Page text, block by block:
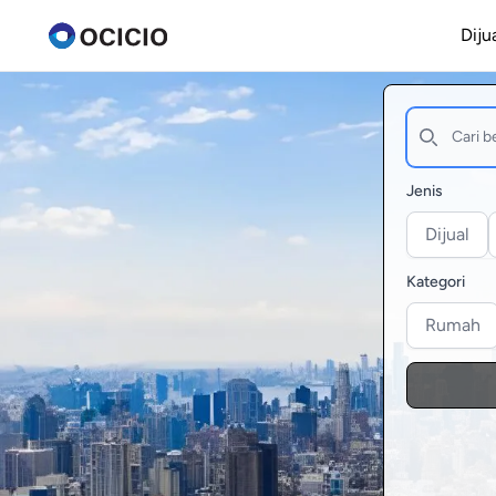
Jenis
Dijual
Kategori
Rumah